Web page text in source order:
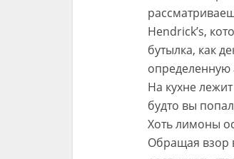
Hendrick’s,
бутылка, как
На кухне
будто вы
Хоть лимоны
Обращая взор